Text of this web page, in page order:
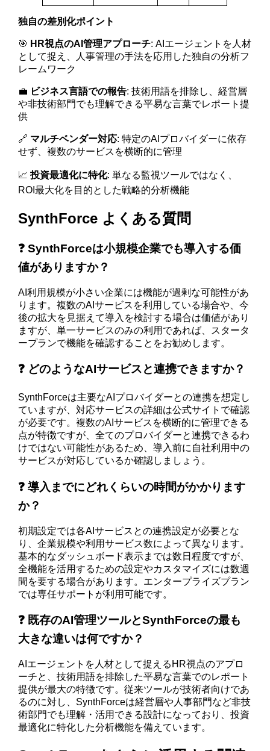
独自の差別化ポイント
🎯 HR視点のAI管理アプローチ: AIエージェントを人材
として捉え、人事管理の手法を応用した独自の分析フ
レームワーク
💼 ビジネス言語での報告: 技術用語を排除し、経営層
や非技術部門でも理解できる平易な言葉でレポート提
供
🔗 マルチベンダー対応: 特定のAIプロバイダーに依存
せず、複数のサービスを横断的に管理
📈投資最適化に特化: 単なる監視ツールではなく、
ROI最大化を目的とした戦略的分析機能
SynthForce よくある質問
❓ SynthForceは小規模企業でも導入する価
値がありますか？
AI利用規模が小さい企業には機能が過剰な可能性があ
ります。複数のAIサービスを利用している場合や、今
後の拡大を見据えて導入を検討する場合は価値があり
ますが、単一サービスのみの利用であれば、スタータ
ープランで機能を確認することをお勧めします。
❓ どのようなAIサービスと連携できますか？
SynthForceは主要なAIプロバイダーとの連携を想定し
ていますが、対応サービスの詳細は公式サイトで確認
が必要です。複数のAIサービスを横断的に管理できる
点が特徴ですが、全てのプロバイダーと連携できるわ
けではない可能性があるため、導入前に自社利用中の
サービスが対応しているか確認しましょう。
❓ 導入までにどれくらいの時間がかかります
か？
初期設定では各AIサービスとの連携設定が必要とな
り、企業規模や利用サービス数によって異なります。
基本的なダッシュボード表示までは数日程度ですが、
全機能を活用するための設定やカスタマイズには数週
間を要する場合があります。エンタープライズプラン
では専任サポートが利用可能です。
❓ 既存のAI管理ツールとSynthForceの最も
大きな違いは何ですか？
AIエージェントを人材として捉えるHR視点のアプロ
ーチと、技術用語を排除した平易な言葉でのレポート
提供が最大の特徴です。従来ツールが技術者向けであ
るのに対し、SynthForceは経営層や人事部門など非技
術部門でも理解・活用できる設計になっており、投資
最適化に特化した分析機能を備えています。